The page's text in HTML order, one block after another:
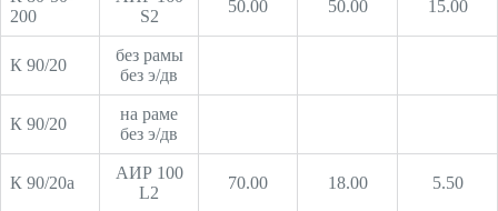
200
S2
50.00 50.00 15.00
К 90/20
без рамы
без э/дв
К 90/20
на раме
без э/дв
К 90/20а
АИР 100
L2
70.00 18.00 5.50